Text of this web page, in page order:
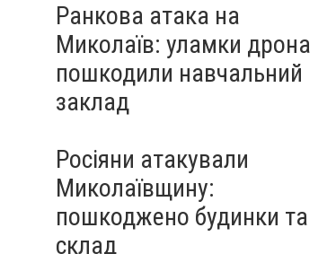
Ранкова атака на
Миколаїв: уламки дрона
пошкодили навчальний
заклад
Росіяни атакували
Миколаївщину:
пошкоджено будинки та
склад